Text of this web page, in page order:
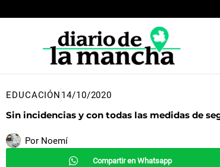
al
EDUCACIÓN 14/10/2020
Sin incidencias y con todas las medidas de
Por Noemí
Compartir en Whatsapp